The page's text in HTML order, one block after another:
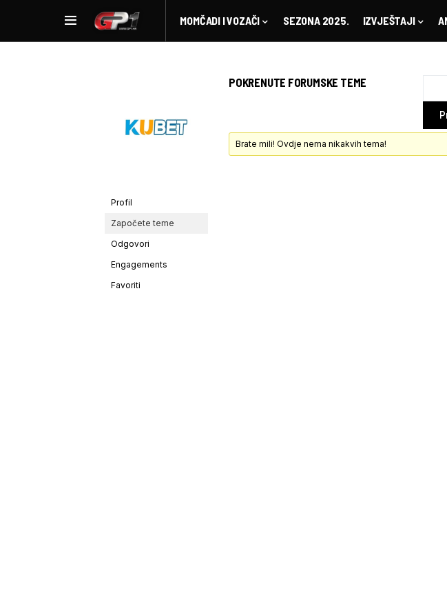
MOMČADI I VOZAČI SEZONA 2025. IZVJEŠTAJI
Profil
Započete teme
Odgovori
Engagements
Favoriti
POKRENUTE FORUMSKE TEME
Brate mili! Ovdje nema nikakvih tema!